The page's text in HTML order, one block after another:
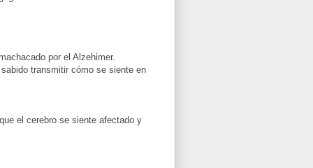
por el Alzehimer.
transmitir cómo se siente en
el cerebro se siente afectado y